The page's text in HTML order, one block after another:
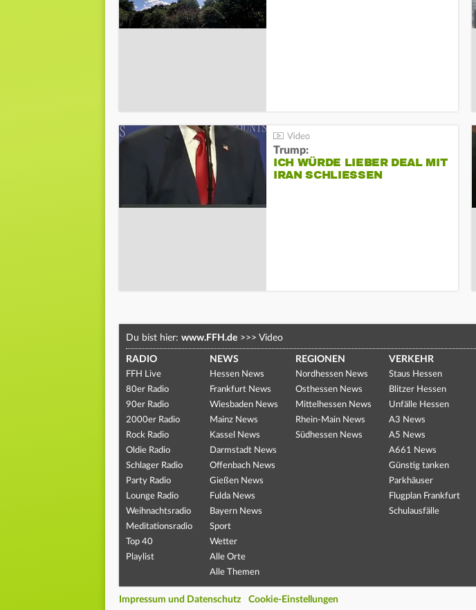
Trump:
ICH WÜRDE LIEBER DEAL MIT
IRAN SCHLIESSEN
Du bist hier: www.FFH.de >>> Video
RADIO
FFH Live
80er Radio
90er Radio
2000er Radio
Rock Radio
Oldie Radio
Schlager Radio
Party Radio
Lounge Radio
Weihnachtsradio
Meditationsradio
Top 40
Playlist
NEWS
Hessen News
Frankfurt News
Wiesbaden News
Mainz News
Kassel News
Darmstadt News
Offenbach News
Gießen News
Fulda News
Bayern News
Sport
Wetter
Alle Orte
Alle Themen
REGIONEN
Nordhessen News
Osthessen News
Mittelhessen News
Rhein-Main News
Südhessen News
VERKEHR
Staus Hessen
Blitzer Hessen
Unfälle Hessen
A3 News
A5 News
A661 News
Günstig tanken
Parkhäuser
Flugplan Frankfurt
Schulausfälle
Impressum und Datenschutz Cookie-Einstellungen